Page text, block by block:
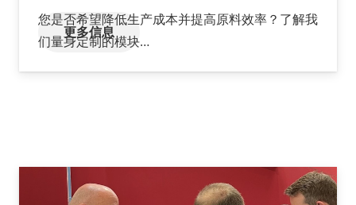
您是否希望降低生产成本并提高原料效率？了解我
们量身定制的模块…
更多信息